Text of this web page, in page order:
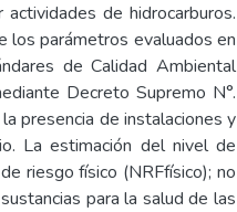
de hidrocarburos.
los parámetros evaluados en
de Calidad Ambiental
Decreto Supremo N°.
presencia de instalaciones y
La estimación del nivel de
riesgo físico (NRFfísico); no
para la salud de las